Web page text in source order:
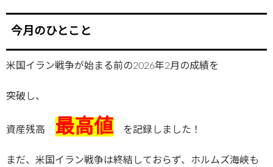
今月のひとこと
米国イラン戦争が始まる前の2026年2月の成績を
突破し、
資産残高 最高値 を記録しました！
まだ、米国イラン戦争は終結しておらず、ホルムズ海峡も